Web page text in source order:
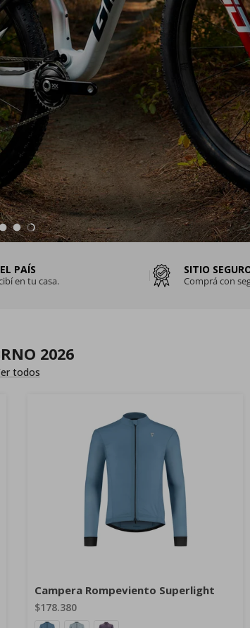
Cargar diapositiva 1 de 3
Cargar diapositiva 2 de 3
Cargar diapositiva 3 de 3
PAÍS
en tu casa.
SITIO
Comprá con
2026
todos
Campera Rompeviento Superlight
$178.380